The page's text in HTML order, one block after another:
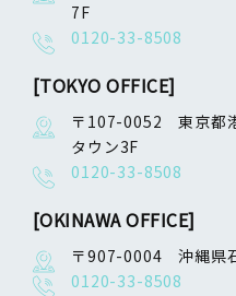
7F
0120-33-8508
[TOKYO OFFICE]
〒107-0052 東京都
タウン3F
0120-33-8508
[OKINAWA OFFICE]
〒907-0004 沖縄県
0120-33-8508